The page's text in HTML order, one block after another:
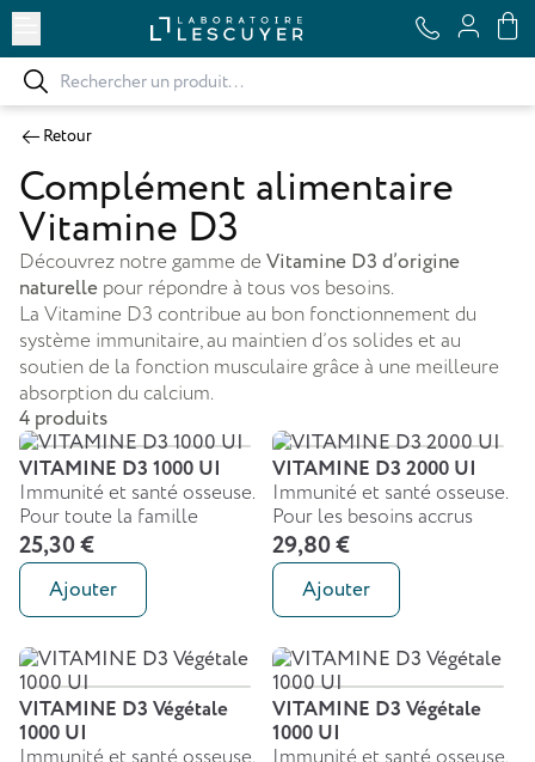
Retour
Complément alimentaire
Vitamine D3
Découvrez notre gamme de Vitamine D3 d’origine
naturelle pour répondre à tous vos besoins.
La Vitamine D3 contribue au bon fonctionnement du
système immunitaire, au maintien d’os solides et au
soutien de la fonction musculaire grâce à une meilleure
absorption du calcium.
4 produits
VITAMINE D3 1000 UI
Immunité et santé osseuse.
Pour toute la famille
25,30 €
Ajouter
VITAMINE D3 2000 UI
Immunité et santé osseuse.
Pour les besoins accrus
29,80 €
Ajouter
VITAMINE D3 Végétale
1000 UI
VITAMINE D3 Végétale
1000 UI